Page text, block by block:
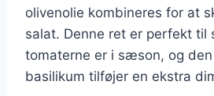
olivenolie kombineres for at
salat. Denne ret er perfekt til
tomaterne er i sæson, og
basilikum tilføjer en ekstra